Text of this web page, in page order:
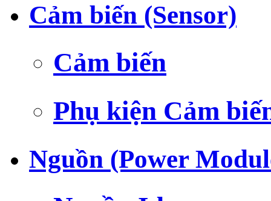
Cảm biến (Sensor)
Cảm biến
Phụ kiện Cảm
Nguồn (Power